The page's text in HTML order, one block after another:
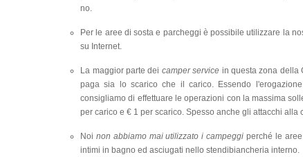
no.
Per le aree di sosta e parcheggi è possibile utilizzare la
su Internet.
La maggior parte dei camper service in questa zona della
paga sia lo scarico che il carico. Essendo
consigliamo di effettuare le operazioni con la massima
per carico e € 1 per scarico. Spesso anche gli attacchi
Noinon abbiamo mai utilizzato i campeggi perché le
intimi in bagno ed asciugati nello stendibiancheria interno.